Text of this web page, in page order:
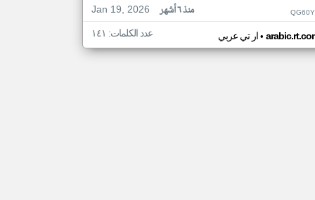
Jan 19, 2026
منذ ٦ أشهر
ار تي عربي• عدد الكلمات: ١٤١